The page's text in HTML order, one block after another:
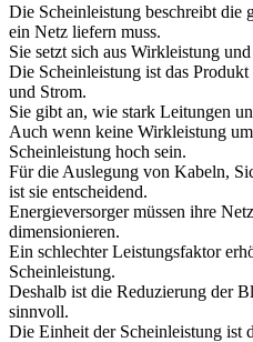
Die Scheinleistung beschreibt die
ein Netz liefern muss.
Sie setzt sich aus Wirkleistung
Die Scheinleistung ist das
und Strom.
Sie gibt an, wie stark Leitungen
Auch wenn keine Wirkleistung
Scheinleistung hoch sein.
Für die Auslegung von Kabeln,
ist sie entscheidend.
Energieversorger müssen ihre
dimensionieren.
Ein schlechter Leistungsfaktor
Scheinleistung.
Deshalb ist die Reduzierung der
sinnvoll.
Die Einheit der Scheinleistung ist